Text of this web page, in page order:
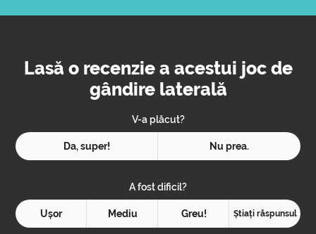
Lasă o recenzie a acestui joc de
gândire laterală
V-a plăcut?
Da, super! Nu prea.
A fost dificil?
Ușor Mediu Greu! Știați răspunsul